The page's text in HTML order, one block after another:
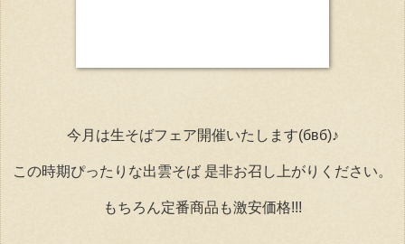
今月は生そばフェア開催いたします(бвб)♪
この時期ぴったりな出雲そば 是非お召し上がりください。
もちろん定番商品も激安価格!!!